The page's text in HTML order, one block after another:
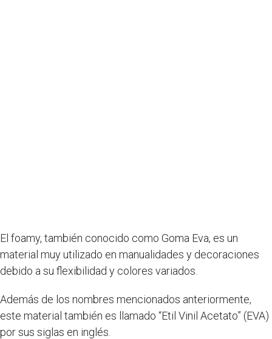
El foamy, también conocido como Goma Eva, es un
material muy utilizado en manualidades y decoraciones
debido a su flexibilidad y colores variados.
Además de los nombres mencionados anteriormente,
este material también es llamado “Etil Vinil Acetato” (EVA)
por sus siglas en inglés.